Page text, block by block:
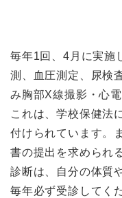
毎年1回、4月に実施
測、血圧測定、尿検
み胸部X線撮影・心
これは、学校保健法
付けられています。
書の提出を求められ
診断は、自分の体質
毎年必ず受診してく